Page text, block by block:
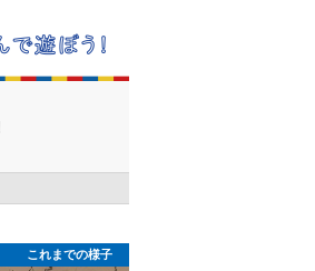
これまでの様子